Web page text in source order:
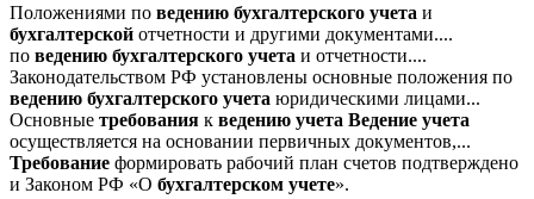
Положениями по ведению бухгалтерского учета и
бухгалтерской отчетности и другими документами....
по ведению бухгалтерского учета и отчетности....
Законодательством РФ установлены основные положения по
ведению бухгалтерского учета юридическими лицами...
Основные требования к ведению учета Ведение учета
осуществляется на основании первичных документов,...
Требование формировать рабочий план счетов подтверждено
и Законом РФ «О бухгалтерском учете».